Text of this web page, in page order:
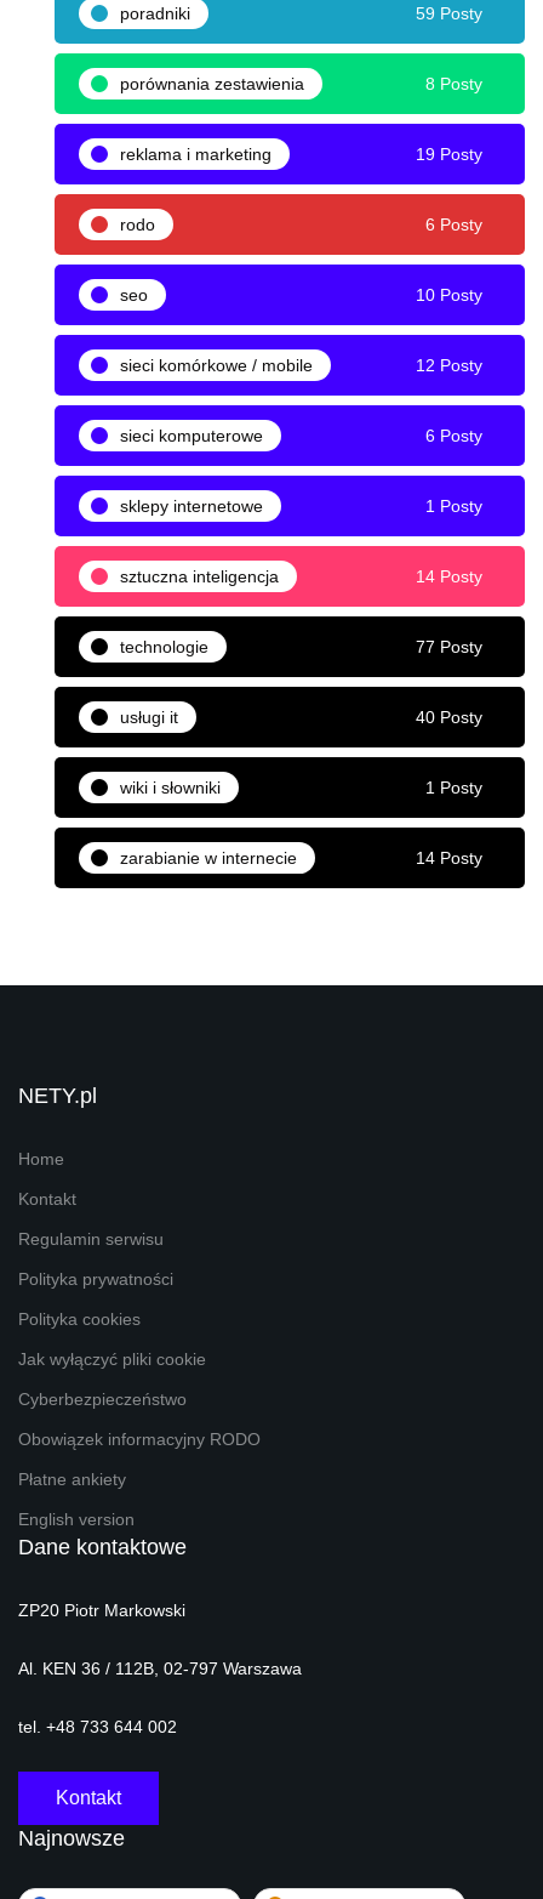
poradniki 59 Posty
porównania zestawienia 8 Posty
reklama i marketing 19 Posty
rodo 6 Posty
seo 10 Posty
sieci komórkowe / mobile 12 Posty
sieci komputerowe 6 Posty
sklepy internetowe 1 Posty
sztuczna inteligencja 14 Posty
technologie 77 Posty
usługi it 40 Posty
wiki i słowniki 1 Posty
zarabianie w internecie 14 Posty
NETY.pl
Home
Kontakt
Regulamin serwisu
Polityka prywatności
Polityka cookies
Jak wyłączyć pliki cookie
Cyberbezpieczeństwo
Obowiązek informacyjny RODO
Płatne ankiety
English version
Dane kontaktowe
ZP20 Piotr Markowski
Al. KEN 36 / 112B, 02-797 Warszawa
tel. +48 733 644 002
Kontakt
Najnowsze